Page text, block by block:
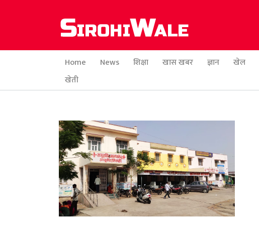
Home News शिक्षा खास खबर ज्ञान खेल
खेती